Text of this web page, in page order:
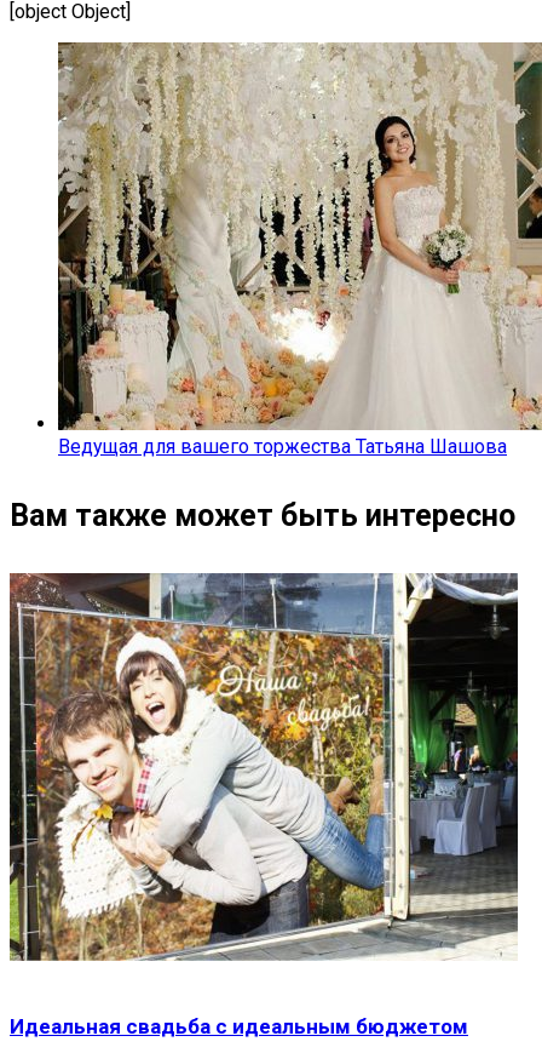
[object Object]
Ведущая для вашего торжества Татьяна Шашова
Вам также может быть интересно
Идеальная свадьба с идеальным бюджетом